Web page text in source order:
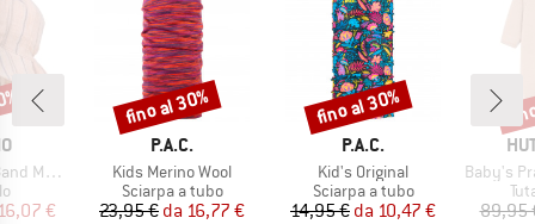
Futter
prodotti
ridotto
€
MARCHIO
P.A.C.
Articolo
Kids Merino Wool
Gruppo di prodotti
Sciarpa a tubo
Prezzo
23,95 € Prezzo ridotto
da 16,77 €
Sconto
fino al 30%
MARCHIO
P.A.C.
Articolo
Kid's Original
Gruppo di prodotti
Sciarpa a tubo
Prezzo
14,95 € Prezzo ridotto
da 10,47 €
Sconto
fino al 30%
Articolo
Baby's
89,95